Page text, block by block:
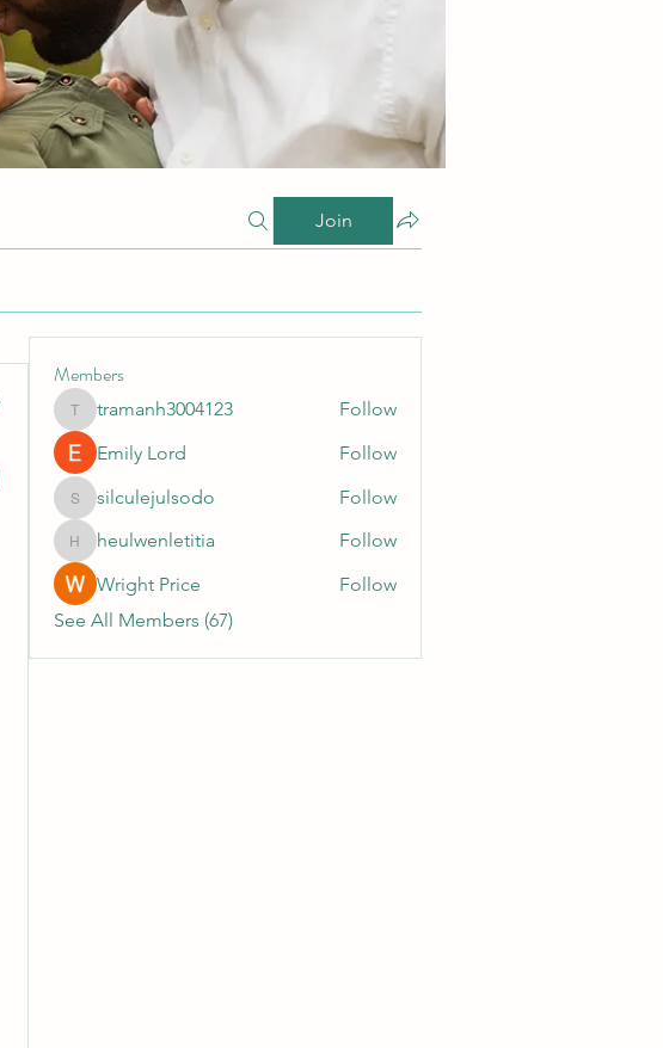
Join
Members
tramanh3004123
tramanh3004123
Follow
Emily Lord
Follow
silculejulsodo
silculejulsodo Follow
heulwenletitia
heulwenletitia
Follow
Wright Price
Follow
See All Members (67)